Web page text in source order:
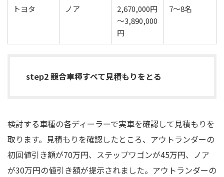
トヨタ ノア
2,670,000円
～3,890,000
円
7～8名
step2 競合車種すべて見積もりをとる
検討する車種の各ディーラーで実車を確認して見積もりを
取ります。見積もりを確認したところ、アウトランダーの
初回値引き額が70万円、ステップワゴンが45万円、ノア
が30万円の値引き額が提示されました。アウトランダーの